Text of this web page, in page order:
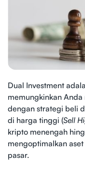
Dual Investment
memungkinkan
dengan strategi beli
di harga tinggi (Sell
kripto menengah
mengoptimalkan
pasar.